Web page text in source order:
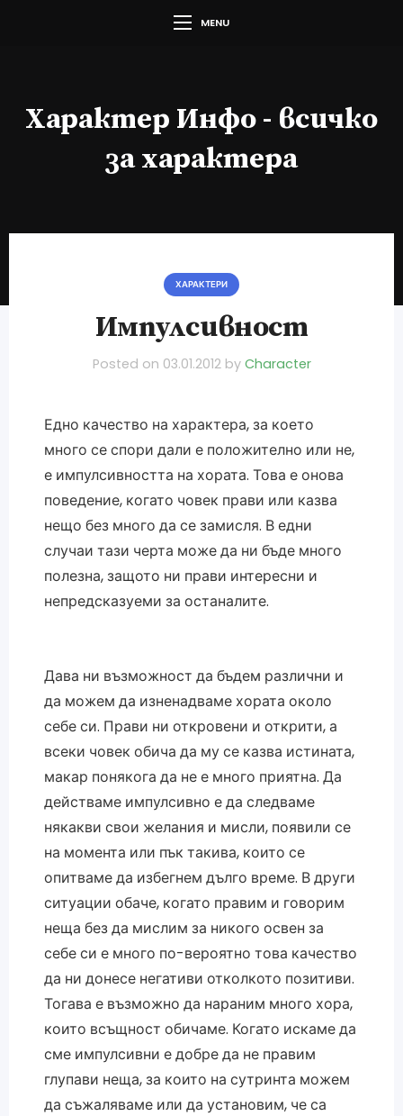
MENU
Характер Инфо - всичко
за характера
ХАРАКТЕРИ
Импулсивност
Posted on 03.01.2012 by Character
Едно качество на характера, за което
много се спори дали е положително или не,
е импулсивността на хората. Това е онова
поведение, когато човек прави или казва
нещо без много да се замисля. В едни
случаи тази черта може да ни бъде много
полезна, защото ни прави интересни и
непредсказуеми за останалите.
Дава ни възможност да бъдем различни и
да можем да изненадваме хората около
себе си. Прави ни откровени и открити, а
всеки човек обича да му се казва истината,
макар понякога да не е много приятна. Да
действаме импулсивно е да следваме
някакви свои желания и мисли, появили се
на момента или пък такива, които се
опитваме да избегнем дълго време. В други
ситуации обаче, когато правим и говорим
неща без да мислим за никого освен за
себе си е много по-вероятно това качество
да ни донесе негативи отколкото позитиви.
Тогава е възможно да нараним много хора,
които всъщност обичаме. Когато искаме да
сме импулсивни е добре да не правим
глупави неща, за които на сутринта можем
да съжаляваме или да установим, че са